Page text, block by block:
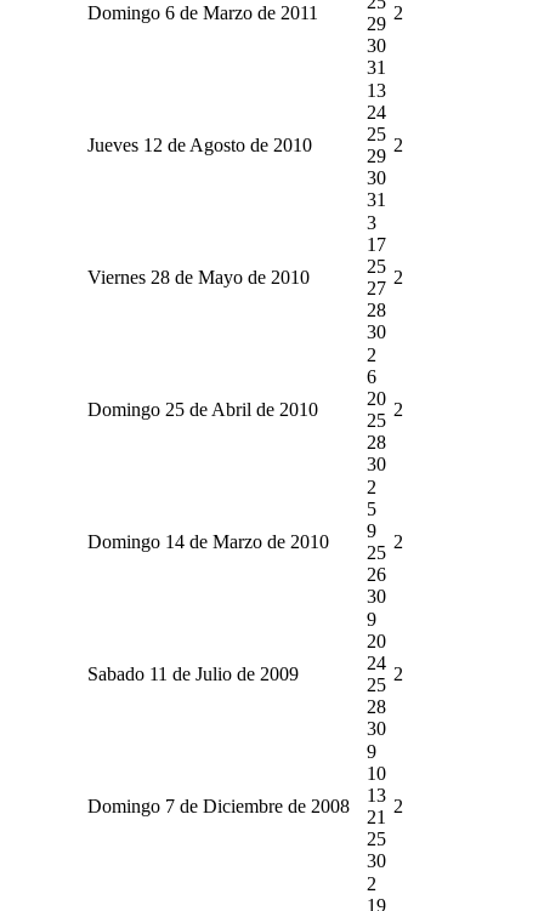
Domingo 6 de Marzo de 2011
29
30
31
2
Jueves 12 de Agosto de 2010
13
24
25
29
30
31
2
Viernes 28 de Mayo de 2010
3
17
25
27
28
30
2
Domingo 25 de Abril de 2010
2
6
20
25
28
30
2
Domingo 14 de Marzo de 2010
2
5
9
25
26
30
2
Sabado 11 de Julio de 2009
9
20
24
25
28
30
2
Domingo 7 de Diciembre de 2008
9
10
13
21
25
30
2
2
19